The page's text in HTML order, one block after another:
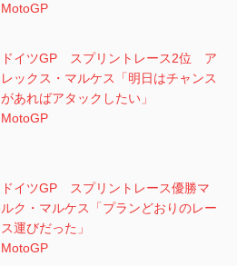
MotoGP
ドイツGP スプリントレース2位 ア
レックス・マルケス「明日はチャンス
があればアタックしたい」
MotoGP
ドイツGP スプリントレース優勝マ
ルク・マルケス「プランどおりのレー
ス運びだった」
MotoGP